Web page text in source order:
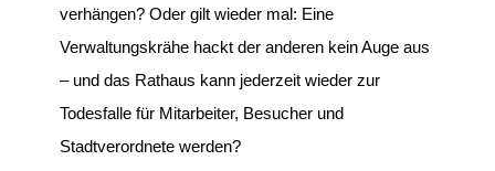
verhängen? Oder gilt wieder mal: Eine
Verwaltungskrähe hackt der anderen kein Auge aus
– und das Rathaus kann jederzeit wieder zur
Todesfalle für Mitarbeiter, Besucher und
Stadtverordnete werden?